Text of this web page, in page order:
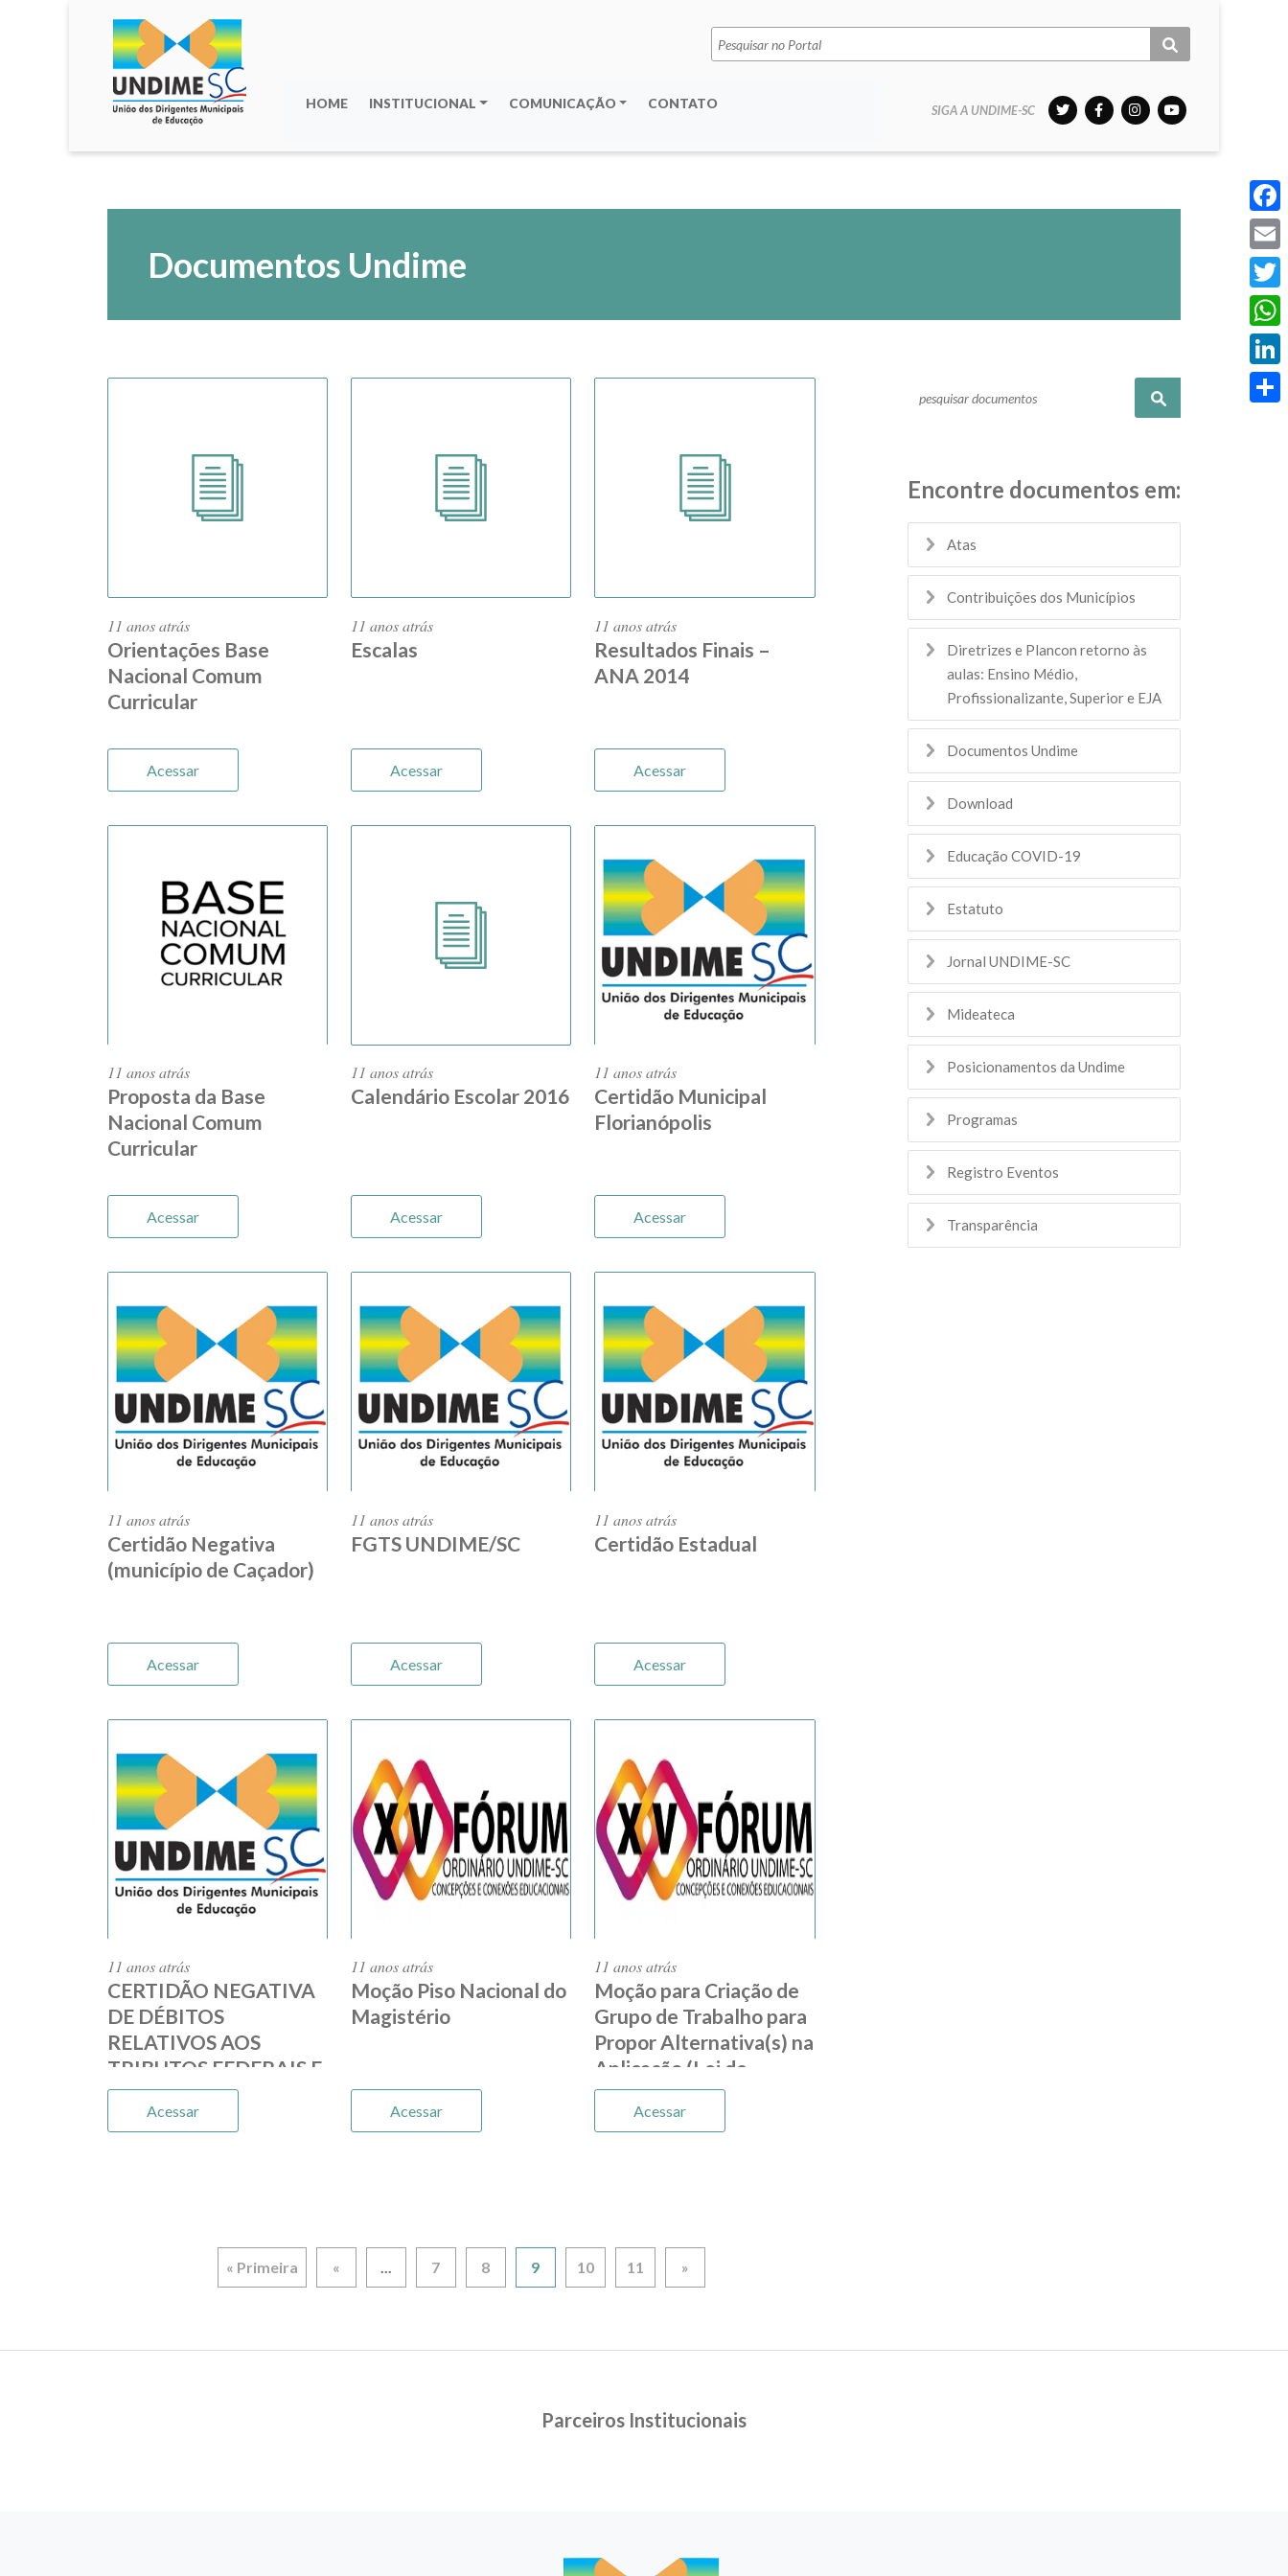
Pesquisar
por:
HOME INSTITUCIONAL COMUNICAÇÃO CONTATO SIGA A UNDIME-SC
Documentos Undime
11 anos atrás
Orientações Base
Nacional Comum
Curricular
Acessar
11 anos atrás
Escalas
Acessar
11 anos atrás
Resultados Finais –
ANA 2014
Acessar
11 anos atrás
Proposta da Base
Nacional Comum
Curricular
Acessar
11 anos atrás
Calendário Escolar 2016
Acessar
11 anos atrás
Certidão Municipal
Florianópolis
Acessar
11 anos atrás
Certidão Negativa
(município de Caçador)
Acessar
11 anos atrás
FGTS UNDIME/SC
Acessar
11 anos atrás
Certidão Estadual
Acessar
11 anos atrás
CERTIDÃO NEGATIVA
DE DÉBITOS
RELATIVOS AOS
TRIBUTOS FEDERAIS E
À DÍVIDA ATIVA DA
UNIÃOAcessar
11 anos atrás
Moção Piso Nacional do
Magistério
Acessar
11 anos atrás
Moção para Criação de
Grupo de Trabalho para
Propor Alternativa(s) na
Aplicação (Lei de
Responsabilidade Fiscal
x Fundeb )
Acessar
« Primeira « ... 7 8 9 10 11 »
Encontre documentos em:
Atas
Contribuições dos Municípios
Diretrizes e Plancon retorno às
aulas: Ensino Médio,
Profissionalizante, Superior e EJA
Documentos Undime
Download
Educação COVID-19
Estatuto
Jornal UNDIME-SC
Mideateca
Posicionamentos da Undime
Programas
Registro Eventos
Transparência
Parceiros Institucionais
Email